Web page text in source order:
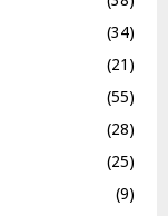
(34)
(21)
(55)
(28)
(25)
(9)